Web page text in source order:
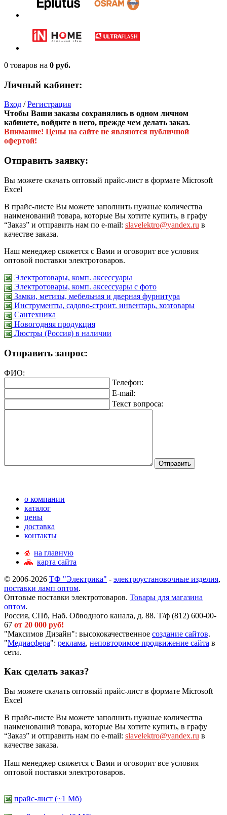
0 товаров на 0 руб.
Личный кабинет:
Вход /Регистрация
Чтобы Ваши заказы сохранялись в одном личном
кабинете, войдите в него, прежде чем делать заказ.
Внимание! Цены на сайте не являются публичной
офертой!
Отправить заявку:
Вы можете скачать оптовый прайс-лист в формате Microsoft
Excel
В прайс-листе Вы можете заполнить нужные количества
наименований товара, которые Вы хотите купить, в графу
“Заказ” и отправить нам по e-mail: slavelektro@yandex.ru в
качестве заказа.
Наш менеджер свяжется с Вами и оговорит все условия
оптовой поставки электротоваров.
Электротовары, комп. аксессуары
Электротовары, комп. аксессуары с фото
Замки, метизы, мебельная и дверная фурнитура
Инструменты, садово-строит. инвентарь, хозтовары
Сантехника
Новогодняя продукция
Люстры (Россия) в наличии
Отправить запрос:
ФИО:
Телефон:
E-mail:
Текст вопроса:
о компании
каталог
цены
доставка
контакты
на главную
карта сайта
© 2006-2026 ТФ "Электрика" - электроустановочные изделия,
поставки ламп оптом.
Оптовые поставки электротоваров. Товары для магазина
оптом.
Россия, СПб, Наб. Обводного канала, д. 88. Т/ф (812) 600-00-
67 от 20 000 руб!
"Максимов Дизайн": высококачественное создание сайтов.
"Медиасфера": реклама, неповторимое продвижение сайта в
сети.
Как сделать заказ?
Вы можете скачать оптовый прайс-лист в формате Microsoft
Excel
В прайс-листе Вы можете заполнить нужные количества
наименований товара, которые Вы хотите купить, в графу
“Заказ” и отправить нам по e-mail: slavelektro@yandex.ru в
качестве заказа.
Наш менеджер свяжется с Вами и оговорит все условия
оптовой поставки электротоваров.
прайс-лист (~1 Мб)